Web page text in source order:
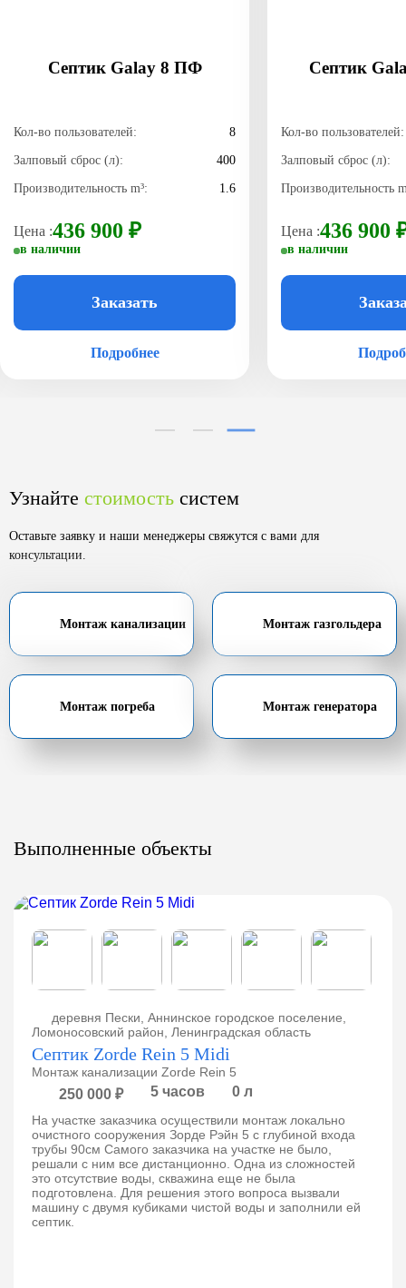
Септик Galay 8 ПФ
Кол-во пользователей: 8
Залповый сброс (л): 400
Производительность m³: 1.6
Цена :436 900 ₽
в наличии
Заказать
Подробнее
Септик
Кол-во пользователей:
Залповый сброс (л):
Производительность
Цена :436 900
в наличии
Узнайте стоимость систем
Оставьте заявку и наши менеджеры свяжутся с вами для
консультации.
Монтаж канализации Монтаж газгольдера
Монтаж погреба Монтаж генератора
Выполненные объекты
деревня Пески, Аннинское городское поселение,
Ломоносовский район, Ленинградская область
Септик Zorde Rein 5 Midi
Монтаж канализации Zorde Rein 5
250 000 ₽ 5 часов 0 л
На участке заказчика осуществили монтаж локально
очистного сооружения Зорде Рэйн 5 с глубиной входа
трубы 90см Самого заказчика на участке не было,
решали с ним все дистанционно. Одна из сложностей
это отсутствие воды, скважина еще не была
подготовлена. Для решения этого вопроса вызвали
машину с двумя кубиками чистой воды и заполнили ей
септик.